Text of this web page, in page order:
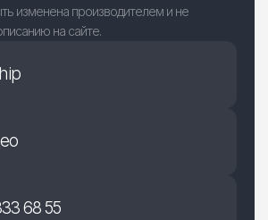
изменена производителем и не
на сайте.
68 55